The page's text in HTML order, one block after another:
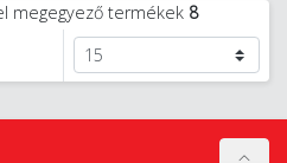
megegyező termékek 8